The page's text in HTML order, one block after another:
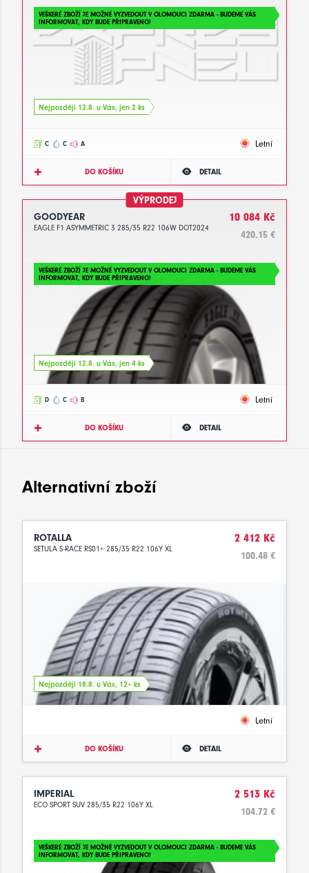
VEŠKERÉ ZBOŽÍ JE MOŽNÉ VYZVEDOUT V OLOMOUCI ZDARMA - BUDEME VÁS
INFORMOVAT, KDY BUDE PŘIPRAVENO!
Nejpozději 12.8. u Vás, jen 2 ks
C C A Letní
DO KOŠÍKU DETAIL
VÝPRODEJ
GOODYEAR
EAGLE F1 ASYMMETRIC 3 285/35 R22 106W DOT2024
10 084 Kč
420.15 €
VEŠKERÉ ZBOŽÍ JE MOŽNÉ VYZVEDOUT V OLOMOUCI ZDARMA - BUDEME VÁS
INFORMOVAT, KDY BUDE PŘIPRAVENO!
Nejpozději 12.8. u Vás, jen 4 ks
D C B Letní
DO KOŠÍKU DETAIL
Alternativní zboží
ROTALLA
SETULA S-RACE RS01+ 285/35 R22 106Y XL
2 412 Kč
100.48 €
Nejpozději 18.8. u Vás, 12+ ks
Letní
DO KOŠÍKU DETAIL
IMPERIAL
ECO SPORT SUV 285/35 R22 106Y XL
2 513 Kč
104.72 €
VEŠKERÉ ZBOŽÍ JE MOŽNÉ VYZVEDOUT V OLOMOUCI ZDARMA - BUDEME VÁS
INFORMOVAT, KDY BUDE PŘIPRAVENO!